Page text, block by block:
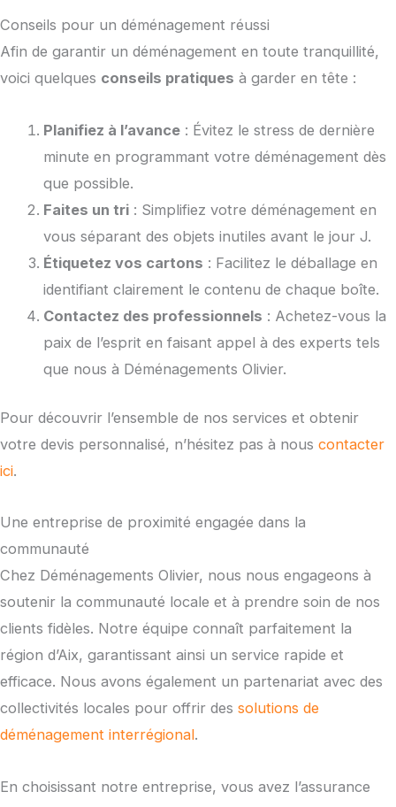
Conseils pour un déménagement réussi
Afin de garantir un déménagement en toute tranquillité,
voici quelques conseils pratiques à garder en tête :
Planifiez à l’avance : Évitez le stress de dernière
minute en programmant votre déménagement dès
que possible.
Faites un tri : Simplifiez votre déménagement en
vous séparant des objets inutiles avant le jour J.
Étiquetez vos cartons : Facilitez le déballage en
identifiant clairement le contenu de chaque boîte.
Contactez des professionnels : Achetez-vous la
paix de l’esprit en faisant appel à des experts tels
que nous à Déménagements Olivier.
Pour découvrir l’ensemble de nos services et obtenir
votre devis personnalisé, n’hésitez pas à nous contacter
ici.
Une entreprise de proximité engagée dans la
communauté
Chez Déménagements Olivier, nous nous engageons à
soutenir la communauté locale et à prendre soin de nos
clients fidèles. Notre équipe connaît parfaitement la
région d’Aix, garantissant ainsi un service rapide et
efficace. Nous avons également un partenariat avec des
collectivités locales pour offrir des solutions de
déménagement interrégional.
En choisissant notre entreprise, vous avez l’assurance